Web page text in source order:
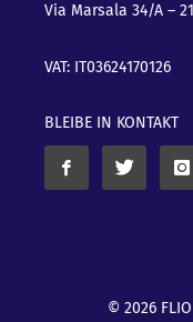
Via Marsala 34/A –
VAT: IT03624170126
BLEIBE IN KONTAKT
© 2026